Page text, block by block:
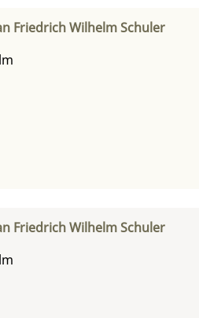
Friedrich Wilhelm Schuler
Friedrich Wilhelm Schuler